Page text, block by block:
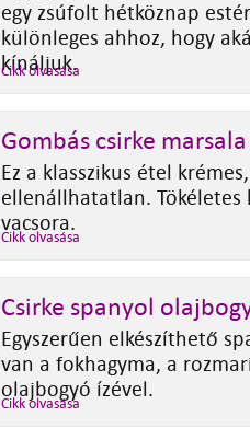
egy zsúfolt hétköznap
különleges ahhoz, hogy
kínáljuk.
Cikk olvasása
Gombás csirke
Ez a klasszikus étel
ellenállhatatlan. Tökéletes
vacsora.
Cikk olvasása
Csirke spanyol
Egyszerűen elkészíthető
van a fokhagyma, a
olajbogyó ízével.
Cikk olvasása